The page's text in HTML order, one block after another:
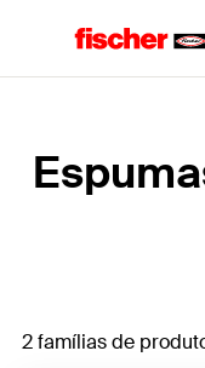
2 famílias de